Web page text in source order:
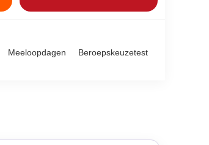
Meeloopdagen Beroepskeuzetest